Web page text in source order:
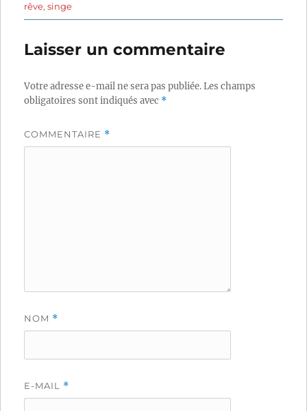
rêve,singe
Laisser un commentaire
Votre adresse e-mail ne sera pas publiée.Les champs
obligatoires sont indiqués avec *
COMMENTAIRE *
NOM *
E-MAIL *